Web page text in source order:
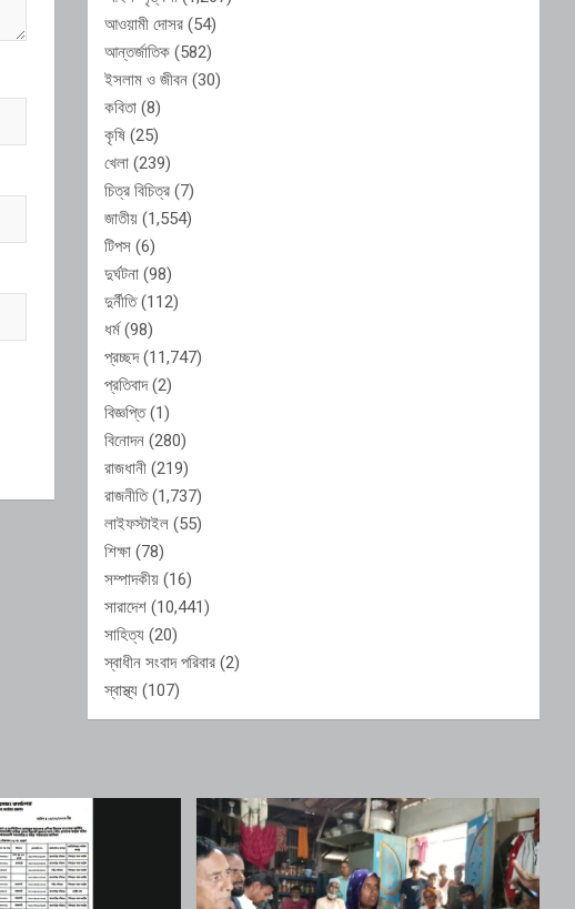
আওয়ামী দোসর (54)
আন্তর্জাতিক (582)
ইসলাম ও জীবন (30)
কবিতা (8)
কৃষি (25)
খেলা (239)
চিত্র বিচিত্র (7)
জাতীয় (1,554)
টিপস (6)
দুর্ঘটনা (98)
দুর্নীতি(112)
ধর্ম(98)
প্রচ্ছদ(11,747)
প্রতিবাদ(2)
বিজ্ঞপ্তি(1)
বিনোদন (280)
রাজধানী (219)
রাজনীতি(1,737)
লাইফস্টাইল (55)
শিক্ষা (78)
সম্পাদকীয় (16)
সারাদেশ (10,441)
সাহিত্য (20)
স্বাধীন সংবাদ পরিবার (2)
স্বাস্থ্য (107)